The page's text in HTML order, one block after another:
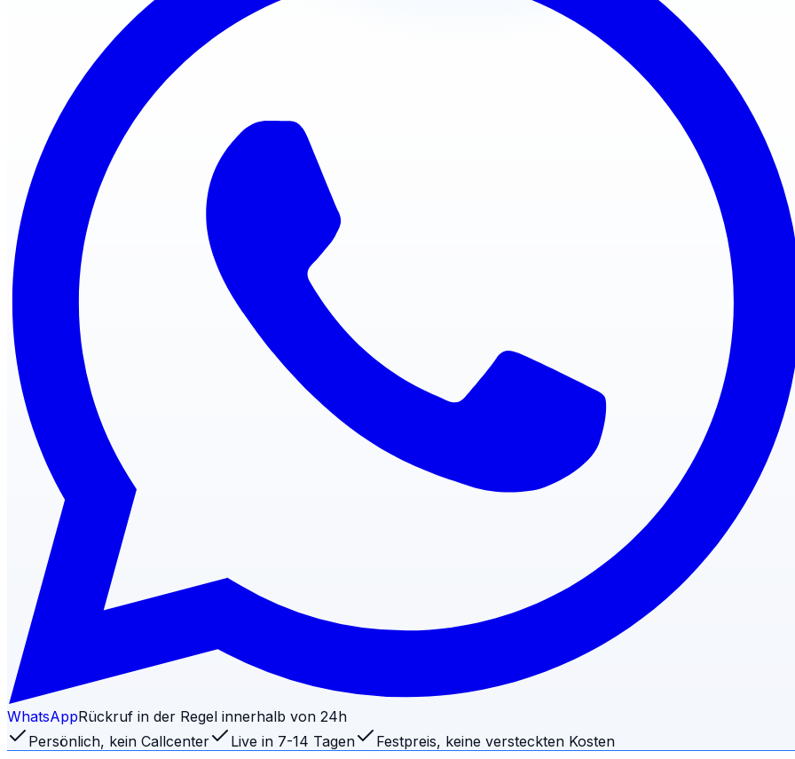
WhatsAppRückruf in der Regel innerhalb von 24h
Persönlich, kein Callcenter
Live in 7-14 Tagen Festpreis, keine versteckten Kosten